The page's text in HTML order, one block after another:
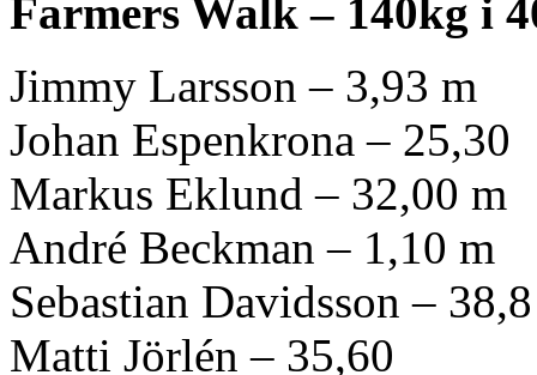
Farmers Walk – 140kg i
Jimmy Larsson – 3,93 m
Johan Espenkrona – 25,30
Markus Eklund – 32,00 m
André Beckman – 1,10 m
Sebastian Davidsson – 38,8
Matti Jörlén – 35,60